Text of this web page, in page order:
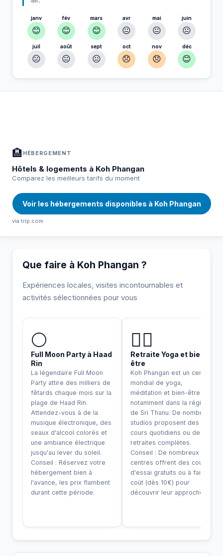
janv
😊
fév
😊
mars
😊
avr
😐
mai
😐
juin
😐
juil
😐
août
😐
sept
😐
oct
😞
nov
😞
déc
😊
🏨 HÉBERGEMENT
Hôtels & logements à Koh Phangan
Comparez les meilleurs tarifs du moment
Voir les hébergements disponibles à Koh Phangan
via trip.com
Que faire à Koh Phangan ?
Expériences locales, visites incontournables et
activités sélectionnées pour vous
🌕
Full Moon Party à Haad
Rin
La légendaire Full Moon
Party attire des milliers de
fêtards chaque mois sur la
plage de Haad Rin.
Attendez-vous à de la
musique électronique, des
seaux d'alcool colorés et
une ambiance électrique
jusqu'au lever du soleil.
Conseil : Réservez votre
hébergement bien à
l'avance, les prix flambent
durant cette période.
🧘‍♀️
Retraite Yoga et bien-
être
Koh Phangan est un centre
mondial de yoga,
méditation et bien-être,
notamment dans la région
de Sri Thanu. De nombreux
studios proposent des
cours quotidiens ou des
retraites complètes.
Conseil : De nombreux
centres offrent des cours
d'essai gratuits ou à faible
coût (dès 10€) pour
découvrir leur approche.